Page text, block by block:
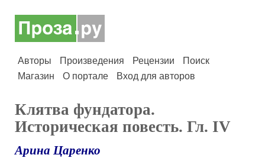
Авторы Произведения Рецензии
Поиск
Магазин
О портале Вход для авторов
Клятва фундатора.
Историческая повесть. Гл. IV
Арина Царенко